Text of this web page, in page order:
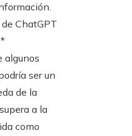
ChatGPT
algunos
ser un
de la
a la
como